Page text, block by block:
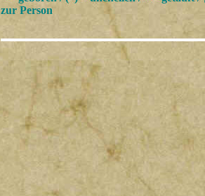
zur Person